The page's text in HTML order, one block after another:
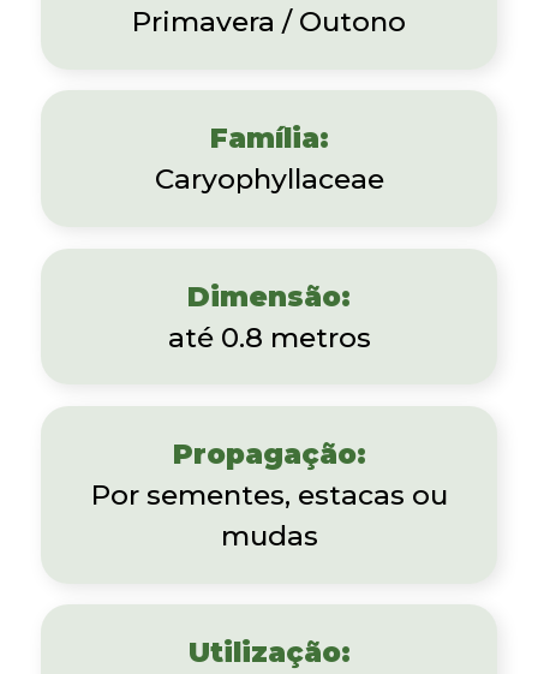
Primavera / Outono
Família:
Caryophyllaceae
Dimensão:
até 0.8 metros
Propagação:
Por sementes, estacas ou
mudas
Utilização: